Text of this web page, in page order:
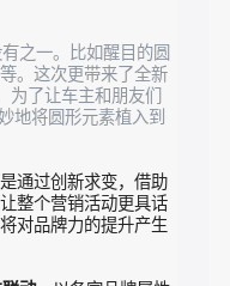
博（侵删）
等。这次更带来了全新
，为了让车主和朋友们
妙地将圆形元素植入到